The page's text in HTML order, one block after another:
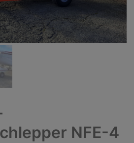
NFE-4